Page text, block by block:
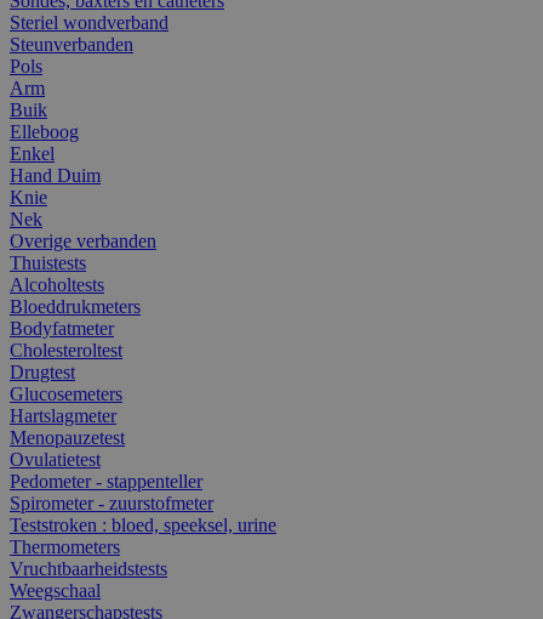
Steriel wondverband
Steunverbanden
Pols
Arm
Buik
Elleboog
Enkel
Hand Duim
Knie
Nek
Overige verbanden
Thuistests
Alcoholtests
Bloeddrukmeters
Bodyfatmeter
Cholesteroltest
Drugtest
Glucosemeters
Hartslagmeter
Menopauzetest
Ovulatietest
Pedometer - stappenteller
Spirometer - zuurstofmeter
Teststroken : bloed, speeksel, urine
Thermometers
Vruchtbaarheidstests
Weegschaal
Zwangerschapstests